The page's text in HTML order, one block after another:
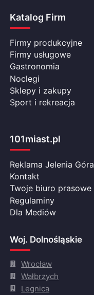
Katalog Firm
Firmy produkcyjne
Firmy usługowe
Gastronomia
Noclegi
Sklepy i zakupy
Sport i rekreacja
101miast.pl
Reklama Jelenia Góra
Kontakt
Twoje biuro prasowe
Regulaminy
Dla Mediów
Woj. Dolnośląskie
Wrocław
Wałbrzych
Legnica